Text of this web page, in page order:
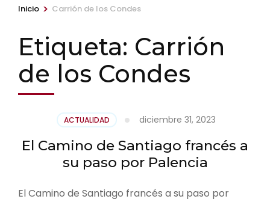
Inicio > Carrión de los Condes
Etiqueta: Carrión
de los Condes
ACTUALIDAD diciembre 31, 2023
El Camino de Santiago francés a
su paso por Palencia
El Camino de Santiago francés a su paso por